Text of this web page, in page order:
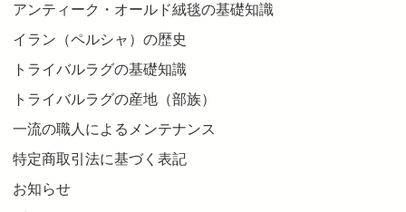
アンティーク・オールド絨毯の基礎知識
イラン（ペルシャ）の歴史
トライバルラグの基礎知識
トライバルラグの産地（部族）
一流の職人によるメンテナンス
特定商取引法に基づく表記
お知らせ